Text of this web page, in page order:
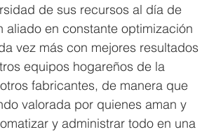
de sus recursos al día de
aliado en constante optimización
vez más con mejores resultados
equipos hogareños de la
fabricantes, de manera que
valorada por quienes aman y
y administrar todo en una